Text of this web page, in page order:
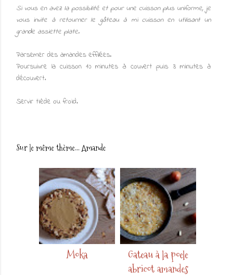
Si vous en avez la possibilité et pour une cuisson plus uniforme, je
vous invite à retourner le gâteau à mi cuisson en utilisant un
grande assiette plate.
Parsemer des amandes effilées.
Poursuivre la cuisson 10 minutes à couvert puis 3 minutes à
découvert.
Servir tiède ou froid.
Sur le même thème...Amande
Moka
Gateau à la poele
abricot amandes